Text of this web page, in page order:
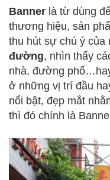
Banner là từ dùng
thương hiệu, sản
thu hút sự chú ý của
đường, nhìn thấy
nhà, đường
ở những vị trí đầu
nổi bật, đẹp mắt
thì đó chính là